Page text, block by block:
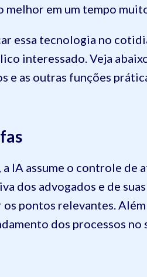
em um tempo
essa tecnologia no
interessado. Veja
e as outras funções
, a IA assume o controle
dos advogados e de
pontos relevantes.
dos processos